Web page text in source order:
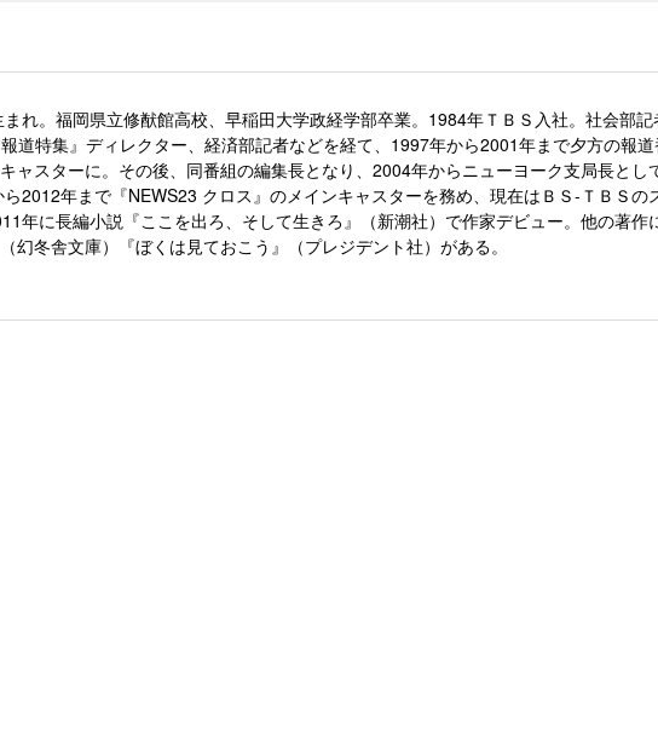
れ。福岡県立修猷館高校、早稲田大学政経学部卒業。1984年ＴＢＳ入社。社会部
道特集』ディレクター、経済部記者などを経て、1997年から2001年まで夕方の報
ャスターに。その後、同番組の編集長となり、2004年からニューヨーク支局長とし
2012年まで『NEWS23 クロス』のメインキャスターを務め、現在はＢＳ-ＴＢＳの
年に長編小説『ここを出ろ、そして生きろ』（新潮社）で作家デビュー。他の著作
幻冬舎文庫）『ぼくは見ておこう』（プレジデント社）がある。